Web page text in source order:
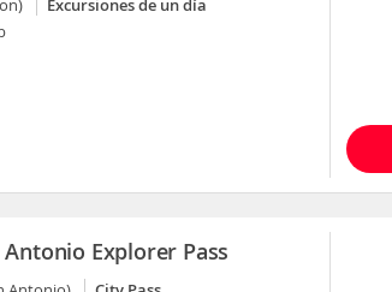
Excursiones de un día
Antonio Explorer Pass